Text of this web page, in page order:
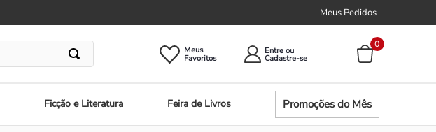
Meus Pedidos
Meus Entre ou
0
Ficção e Literatura Feira de Livros Promoções do Mês